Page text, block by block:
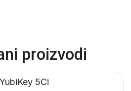
proizvodi